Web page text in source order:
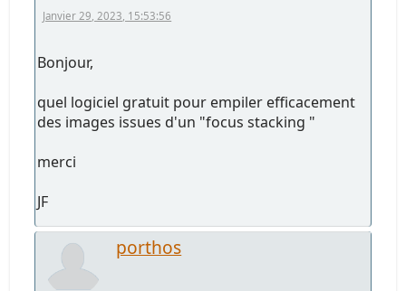
Janvier 29, 2023, 15:53:56
Bonjour,
quel logiciel gratuit pour empiler efficacement
des images issues d'un "focus stacking "
merci
JF
porthos